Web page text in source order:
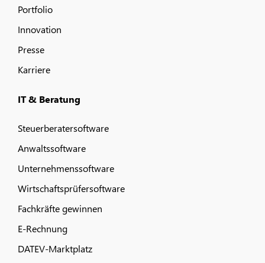
Portfolio
Innovation
Presse
Karriere
IT & Beratung
Steuerberatersoftware
Anwaltssoftware
Unternehmenssoftware
Wirtschaftsprüfersoftware
Fachkräfte gewinnen
E-Rechnung
DATEV-Marktplatz